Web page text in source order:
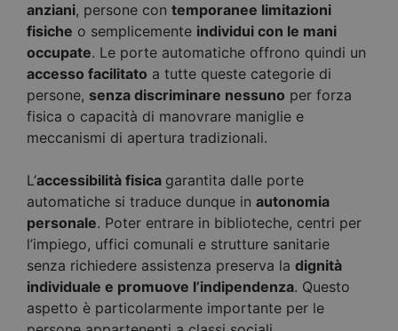
anziani, persone contemporanee limitazioni
fisiche o semplicemente individui con le mani
occupate. Le porte automatiche offrono quindi un
accesso facilitato a tutte queste categorie di
persone, senza discriminare nessuno per forza
fisica o capacità di manovrare maniglie e
meccanismi di apertura tradizionali.
L’accessibilità fisica garantita dalle porte
automatiche si traduce dunque inautonomia
personale. Poter entrare in biblioteche, centri per
l’impiego, uffici comunali e strutture sanitarie
senza richiedere assistenza preserva ladignità
individuale e promuove l’indipendenza. Questo
aspetto è particolarmente importante per le